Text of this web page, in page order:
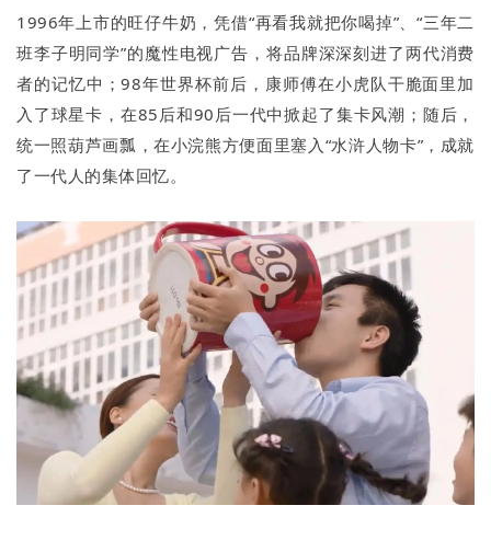
1996年上市的旺仔牛奶，凭借“再看我就把你喝掉”、“三年二
班李子明同学”的魔性电视广告，将品牌深深刻进了两代消费
者的记忆中；98年世界杯前后，康师傅在小虎队干脆面里加
入了球星卡，在85后和90后一代中掀起了集卡风潮；随后，
统一照葫芦画瓢，在小浣熊方便面里塞入“水浒人物卡”，成就
了一代人的集体回忆。